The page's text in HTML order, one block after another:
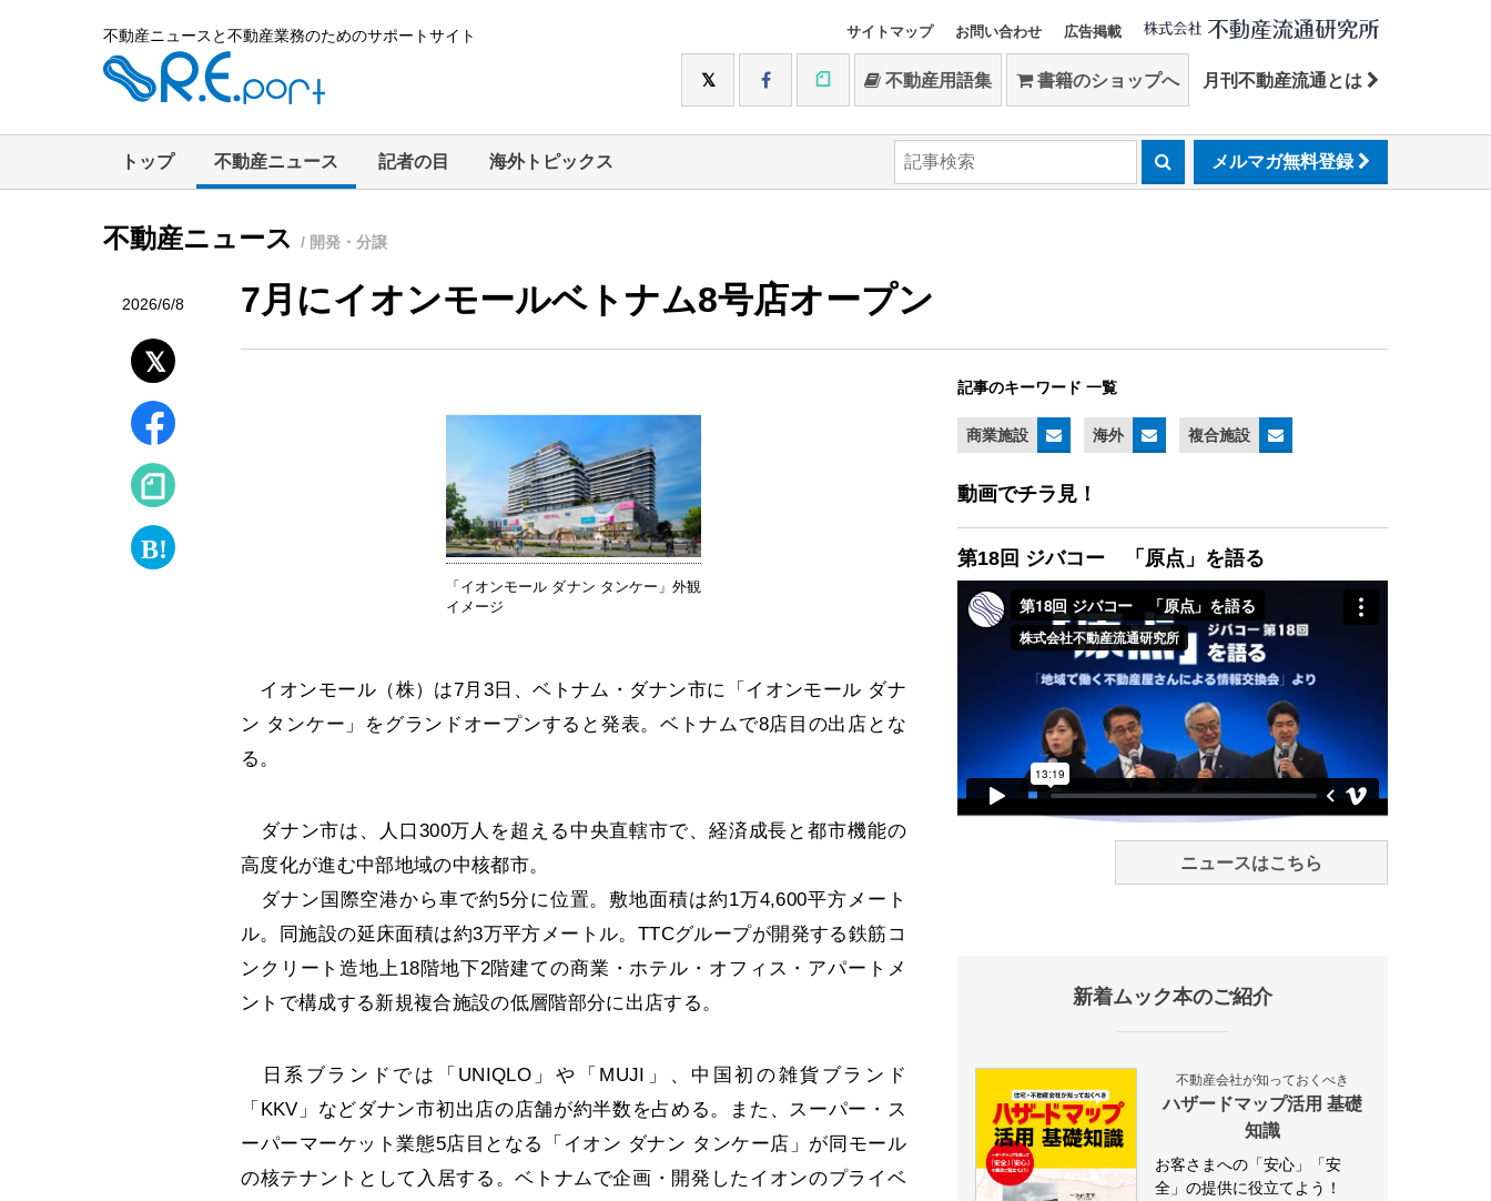
不動産ニュースと不動産業務のためのサポートサイト サイトマップ お問い合わせ 広告掲載
不動産用語集 書籍のショップへ 月刊不動産流通とは
トップ 不動産ニュース 記者の目 海外トピックス メルマガ無料登録
不動産ニュース / 開発・分譲
2026/6/8 7月にイオンモールベトナム8号店オープン
「イオンモール ダナン タンケー」外観
イメージ
イオンモール（株）は7月3日、ベトナム・ダナン市に「イオンモール ダナ
ン タンケー」をグランドオープンすると発表。ベトナムで8店目の出店とな
る。
ダナン市は、人口300万人を超える中央直轄市で、経済成長と都市機能の
高度化が進む中部地域の中核都市。
ダナン国際空港から車で約5分に位置。敷地面積は約1万4,600平方メート
ル。同施設の延床面積は約3万平方メートル。TTCグループが開発する鉄筋コ
ンクリート造地上18階地下2階建ての商業・ホテル・オフィス・アパートメ
ントで構成する新規複合施設の低層階部分に出店する。
日系ブランドでは「UNIQLO」や「MUJI」、中国初の雑貨ブランド
「KKV」などダナン市初出店の店舗が約半数を占める。また、スーパー・ス
ーパーマーケット業態5店目となる「イオン ダナン タンケー店」が同モール
の核テナントとして入居する。ベトナムで企画・開発したイオンのプライベ
記事のキーワード 一覧
商業施設 海外 複合施設
動画でチラ見！
第18回 ジバコー 「原点」を語る
ニュースはこちら
新着ムック本のご紹介
不動産会社が知っておくべき
ハザードマップ活用 基礎
知識
お客さまへの「安心」「安
全」の提供に役立てよう！